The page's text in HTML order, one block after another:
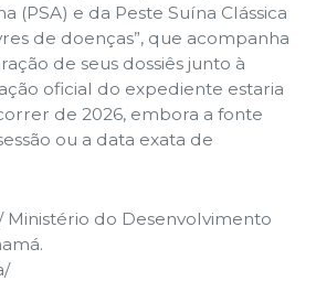
(PSA) e da Peste Suína Clássica
de doenças”, que acompanha
de seus dossiês junto à
oficial do expediente estaria
de 2026, embora a fonte
ou a data exata de
Ministério do Desenvolvimento